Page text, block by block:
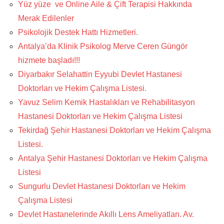
Yüz yüze ve Online Aile & Çift Terapisi Hakkında
Merak Edilenler
Psikolojik Destek Hattı Hizmetleri.
Antalya’da Klinik Psikolog Merve Ceren Güngör
hizmete başladı!!!
Diyarbakır Selahattin Eyyubi Devlet Hastanesi
Doktorları ve Hekim Çalışma Listesi.
Yavuz Selim Kemik Hastalıkları ve Rehabilitasyon
Hastanesi Doktorları ve Hekim Çalışma Listesi
Tekirdağ Şehir Hastanesi Doktorları ve Hekim Çalışma
Listesi.
Antalya Şehir Hastanesi Doktorları ve Hekim Çalışma
Listesi
Sungurlu Devlet Hastanesi Doktorları ve Hekim
Çalışma Listesi
Devlet Hastanelerinde Akıllı Lens Ameliyatları. Av.